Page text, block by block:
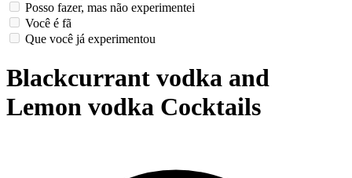
Posso fazer, mas não experimentei
Você é fã
Que você já experimentou
Blackcurrant vodka and
Lemon vodka Cocktails